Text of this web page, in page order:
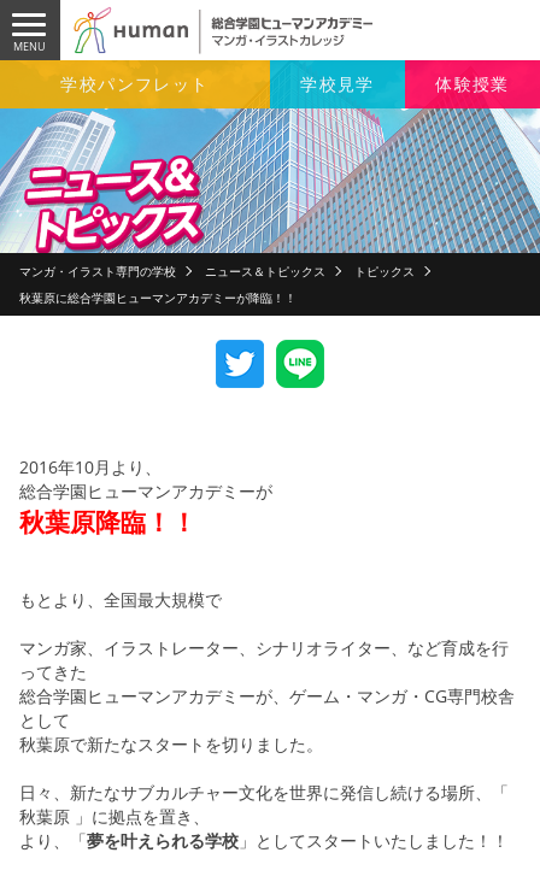
学校パンフレット 学校見学 体験授業
マンガ・イラスト専門の学校 ニュース＆トピックス
トピックス
秋葉原に総合学園ヒューマンアカデミーが降臨！！
2016年10月より、
総合学園ヒューマンアカデミーが
秋葉原降臨！！
もとより、全国最大規模で
マンガ家、イラストレーター、シナリオライター、など育成を行
ってきた
総合学園ヒューマンアカデミーが、ゲーム・マンガ・CG専門校舎
として
秋葉原で新たなスタートを切りました。
日々、新たなサブカルチャー文化を世界に発信し続ける場所、「
秋葉原 」に拠点を置き、
より、「夢を叶えられる学校 」としてスタートいたしました！！